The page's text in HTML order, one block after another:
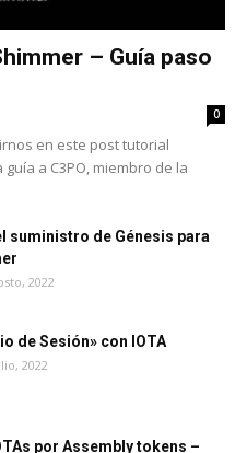
– Guía paso
0
en este post tutorial
a C3PO, miembro de la
suministro de Génesis para
2022
de Sesión» con IOTA
2022
por Assembly tokens –